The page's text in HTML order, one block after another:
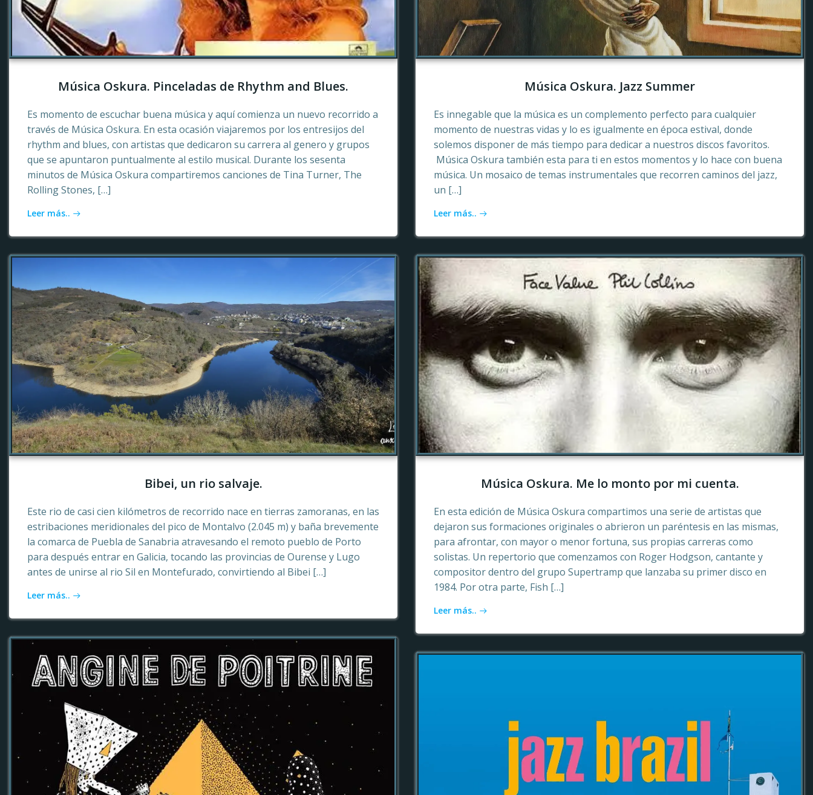
Música Oskura. Pinceladas de Rhythm and Blues.
Es momento de escuchar buena música y aquí comienza un nuevo recorrido a
través de Música Oskura. En esta ocasión viajaremos por los entresijos del
rhythm and blues, con artistas que dedicaron su carrera al genero y grupos
que se apuntaron puntualmente al estilo musical. Durante los sesenta
minutos de Música Oskura compartiremos canciones de Tina Turner, The
Rolling Stones, […]
Leer más..
Música Oskura. Jazz Summer
Es innegable que la música es un complemento perfecto para cualquier
momento de nuestras vidas y lo es igualmente en época estival, donde
solemos disponer de más tiempo para dedicar a nuestros discos favoritos.
Música Oskura también esta para ti en estos momentos y lo hace con buena
música. Un mosaico de temas instrumentales que recorren caminos del jazz,
un […]
Leer más..
Bibei, un rio salvaje.
Este rio de casi cien kilómetros de recorrido nace en tierras zamoranas, en las
estribaciones meridionales del pico de Montalvo (2.045 m) y baña brevemente
la comarca de Puebla de Sanabria atravesando el remoto pueblo de Porto
para después entrar en Galicia, tocando las provincias de Ourense y Lugo
antes de unirse al rio Sil en Montefurado, convirtiendo al Bibei […]
Leer más..
Música Oskura. Me lo monto por mi cuenta.
En esta edición de Música Oskura compartimos una serie de artistas que
dejaron sus formaciones originales o abrieron un paréntesis en las mismas,
para afrontar, con mayor o menor fortuna, sus propias carreras como
solistas. Un repertorio que comenzamos con Roger Hodgson, cantante y
compositor dentro del grupo Supertramp que lanzaba su primer disco en
1984. Por otra parte, Fish […]
Leer más..